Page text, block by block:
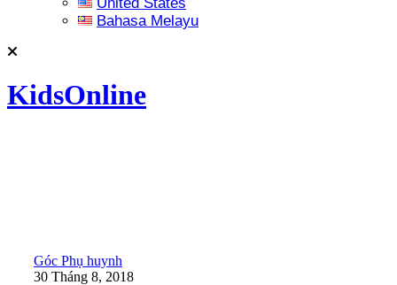
Bahasa Melayu
KidsOnline
Góc Phụ huynh
30 Tháng 8, 2018